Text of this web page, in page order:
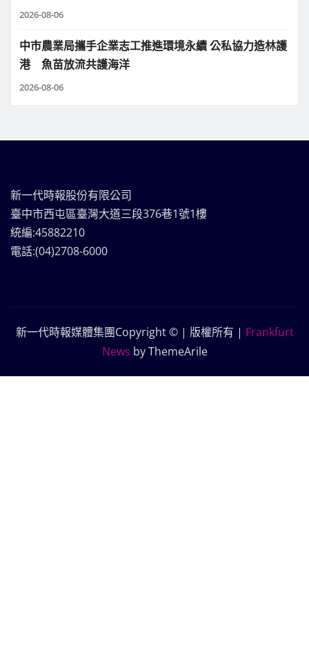
2026-08-06
中市農業局攜手企業志工推進環境永續 公私協力造林護
港 魚苗放流共護海洋
2026-08-06
新一代時報股份有限公司
臺中市西屯區臺灣大道三段376巷1號1樓
統編:45882210
電話:(04)2708-6000
新一代時報媒體集團Copyright © | 版權所有 | Frankfurt
News by ThemeArile